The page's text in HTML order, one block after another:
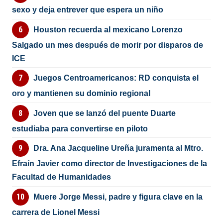
sexo y deja entrever que espera un niño
Houston recuerda al mexicano Lorenzo
Salgado un mes después de morir por disparos de
ICE
Juegos Centroamericanos: RD conquista el
oro y mantienen su dominio regional
Joven que se lanzó del puente Duarte
estudiaba para convertirse en piloto
Dra. Ana Jacqueline Ureña juramenta al Mtro.
Efraín Javier como director de Investigaciones de la
Facultad de Humanidades
Muere Jorge Messi, padre y figura clave en la
carrera de Lionel Messi